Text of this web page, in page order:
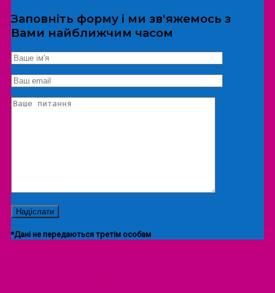
*Дані не передаються третім особам
Екскурсія/локація
Заповніть форму і ми зв'яжемось з
Вами найближчим часом
*Дані не передаються третім особам